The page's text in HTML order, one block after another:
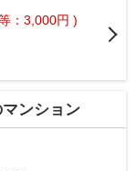
：3,000円 )
ンション